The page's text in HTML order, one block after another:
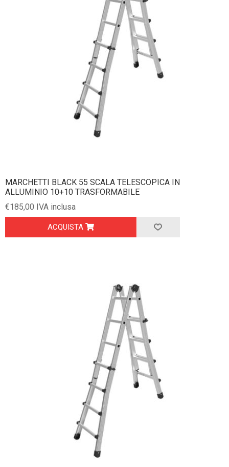
MARCHETTI BLACK 55 SCALA TELESCOPICA IN
ALLUMINIO 10+10 TRASFORMABILE
€185,00 IVA inclusa
ACQUISTA